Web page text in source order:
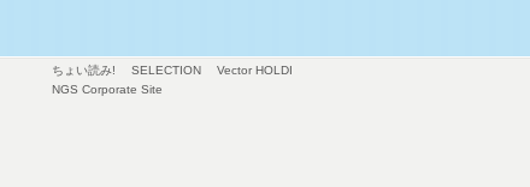
ちょい読み! SELECTION
Vector HOLDI
NGS Corporate Site